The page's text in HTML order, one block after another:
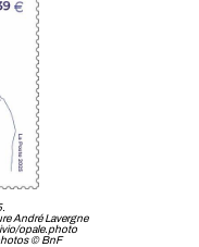
André Lavergne
opale.photo
© BnF